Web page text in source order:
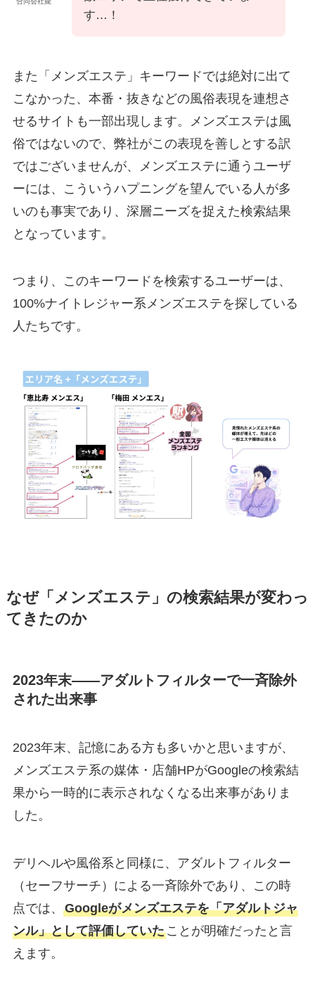
す…！
また「メンズエステ」キーワードでは絶対に出て
こなかった、本番・抜きなどの風俗表現を連想さ
せるサイトも一部出現します。メンズエステは風
俗ではないので、弊社がこの表現を善しとする訳
ではございませんが、メンズエステに通うユーザ
ーには、こういうハプニングを望んでいる人が多
いのも事実であり、深層ニーズを捉えた検索結果
となっています。
つまり、このキーワードを検索するユーザーは、
100%ナイトレジャー系メンズエステを探している
人たちです。
なぜ「メンズエステ」の検索結果が変わっ
てきたのか
2023年末——アダルトフィルターで一斉除外
された出来事
2023年末、記憶にある方も多いかと思いますが、
メンズエステ系の媒体・店舗HPがGoogleの検索結
果から一時的に表示されなくなる出来事がありま
した。
デリヘルや風俗系と同様に、アダルトフィルター
（セーフサーチ）による一斉除外であり、この時
点では、 Googleがメンズエステを「アダルトジャ
ンル」として評価していたことが明確だったと言
えます。